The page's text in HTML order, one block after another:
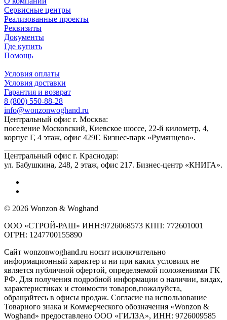
Сервисные центры
Реализованные проекты
Реквизиты
Документы
Где купить
Помощь
Условия оплаты
Условия доставки
Гарантия и возврат
8 (800) 550-88-28
info@wonzonwoghand.ru
Центральный офис г. Москва:
поселение Московский, Киевское шоссе, 22-й километр, 4,
корпус Г, 4 этаж, офис 429Г. Бизнес-парк «Румянцево».
Центральный офис г. Краснодар:
ул. Бабушкина, 248, 2 этаж, офис 217. Бизнес-центр «КНИГА».
© 2026 Wonzon & Woghand
ООО «СТРОЙ-РАШ» ИНН:9726068573 КПП: 772601001
ОГРН: 1247700155890
Сайт wonzonwoghand.ru носит исключительно
информационный характер и ни при каких условиях не
является публичной офертой, определяемой положениями ГК
РФ. Для получения подробной информации о наличии, видах,
характеристиках и стоимости товаров,пожалуйста,
обращайтесь в офисы продаж. Согласие на использование
Товарного знака и Коммерческого обозначения «Wonzon &
Woghand» предоставлено OOO «ГИЛЗА», ИНН: 9726009585